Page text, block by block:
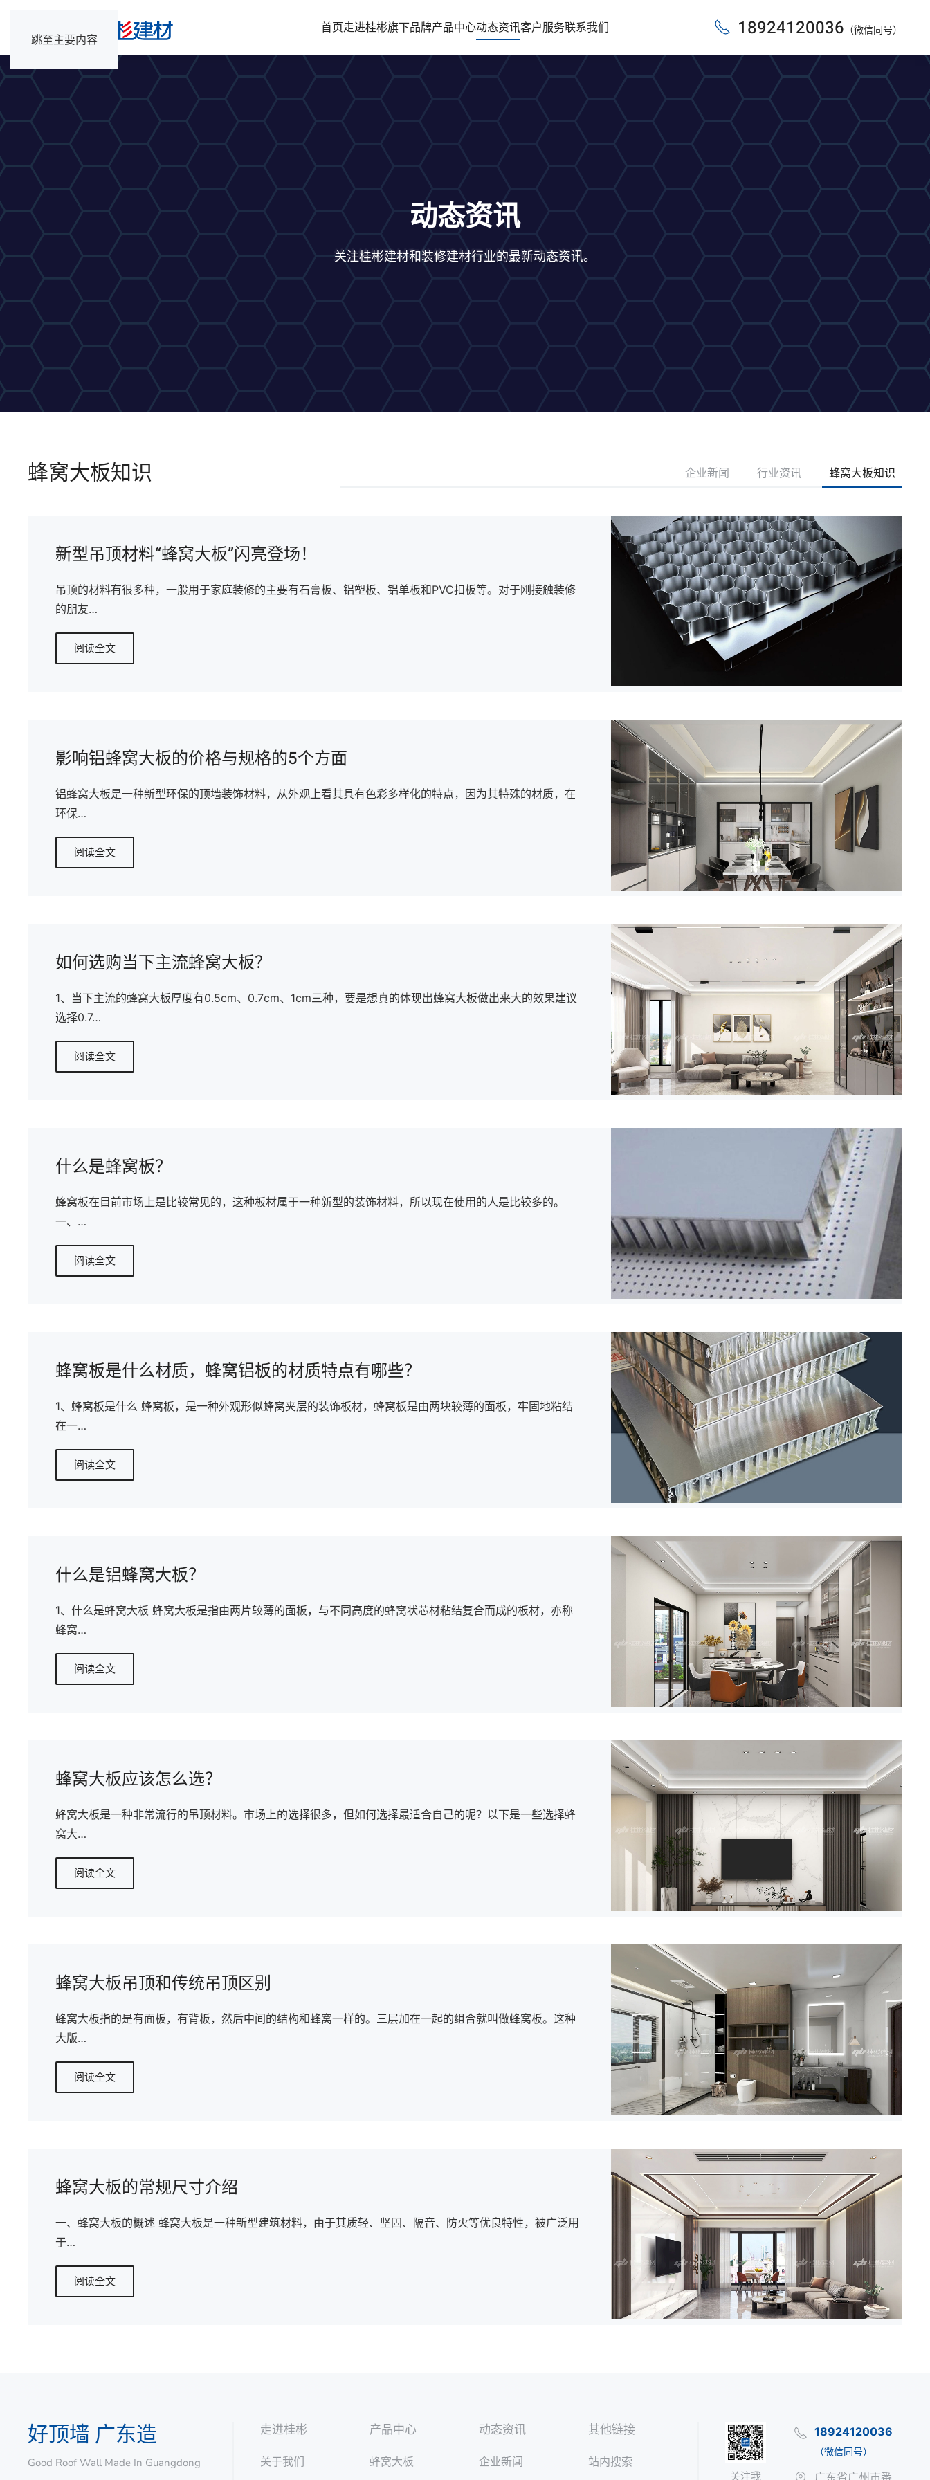
跳至主要内容
首页走进桂彬旗下品牌产品中心动态资讯客户服务联系我们 18924120036 （微信同号）
动态资讯
关注桂彬建材和装修建材行业的最新动态资讯。
蜂窝大板知识 企业新闻 行业资讯 蜂窝大板知识
新型吊顶材料“蜂窝大板”闪亮登场！
吊顶的材料有很多种，一般用于家庭装修的主要有石膏板、铝塑板、铝单板和PVC扣板等。对于刚接触装修
的朋友…
阅读全文
影响铝蜂窝大板的价格与规格的5个方面
铝蜂窝大板是一种新型环保的顶墙装饰材料，从外观上看其具有色彩多样化的特点，因为其特殊的材质，在
环保…
阅读全文
如何选购当下主流蜂窝大板？
1、当下主流的蜂窝大板厚度有0.5cm、0.7cm、1cm三种，要是想真的体现出蜂窝大板做出来大的效果建议
选择0.7…
阅读全文
什么是蜂窝板？
蜂窝板在目前市场上是比较常见的，这种板材属于一种新型的装饰材料，所以现在使用的人是比较多的。
一、…
阅读全文
蜂窝板是什么材质，蜂窝铝板的材质特点有哪些？
1、蜂窝板是什么 蜂窝板，是一种外观形似蜂窝夹层的装饰板材，蜂窝板是由两块较薄的面板，牢固地粘结
在一…
阅读全文
什么是铝蜂窝大板？
1、什么是蜂窝大板 蜂窝大板是指由两片较薄的面板，与不同高度的蜂窝状芯材粘结复合而成的板材，亦称
蜂窝…
阅读全文
蜂窝大板应该怎么选？
蜂窝大板是一种非常流行的吊顶材料。市场上的选择很多，但如何选择最适合自己的呢？以下是一些选择蜂
窝大…
阅读全文
蜂窝大板吊顶和传统吊顶区别
蜂窝大板指的是有面板，有背板，然后中间的结构和蜂窝一样的。三层加在一起的组合就叫做蜂窝板。这种
大版…
阅读全文
蜂窝大板的常规尺寸介绍
一、蜂窝大板的概述 蜂窝大板是一种新型建筑材料，由于其质轻、坚固、隔音、防火等优良特性，被广泛用
于…
阅读全文
好顶墙 广东造
Good Roof Wall Made In Guangdong
走进桂彬
关于我们
产品中心
蜂窝大板
动态资讯
企业新闻
其他链接
站内搜索
关注我
18924120036
（微信同号）
广东省广州市番